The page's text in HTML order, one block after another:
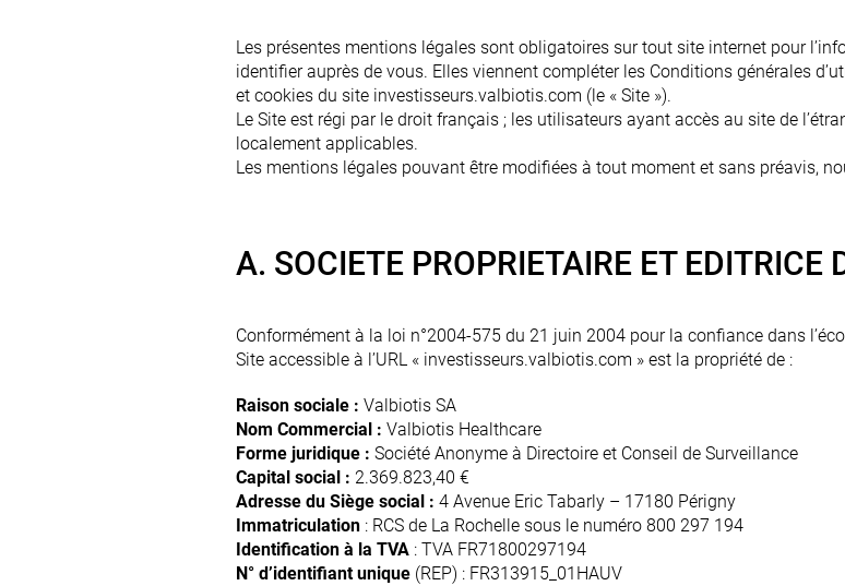
Les présentes mentions légales sont obligatoires sur tout site internet pour
identifier auprès de vous. Elles viennent compléter les Conditions générales
et cookies du site investisseurs.valbiotis.com (le « Site »).
Le Site est régi par le droit français ; les utilisateurs ayant accès au site de
localement applicables.
Les mentions légales pouvant être modifiées à tout moment et sans préavis,
A. SOCIETE PROPRIETAIRE ET EDITRICE
Conformément à la loi n°2004-575 du 21 juin 2004 pour la confiance dans
Site accessible à l’URL « investisseurs.valbiotis.com » est la propriété de :
Raison sociale : Valbiotis SA
Nom Commercial : Valbiotis Healthcare
Forme juridique : Société Anonyme à Directoire et Conseil de Surveillance
Capital social : 2.369.823,40 €
Adresse du Siège social : 4 Avenue Eric Tabarly – 17180 Périgny
Immatriculation : RCS de La Rochelle sous le numéro 800 297 194
Identification à la TVA : TVA FR71800297194
N° d’identifiant unique (REP) : FR313915_01HAUV